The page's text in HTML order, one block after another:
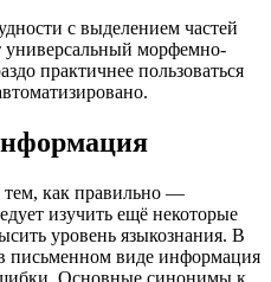
с выделением частей
универсальный морфемно-
практичнее пользоваться
тем, как правильно —
изучить ещё некоторые
уровень языкознания. В
письменном виде информация
Основные синонимы к